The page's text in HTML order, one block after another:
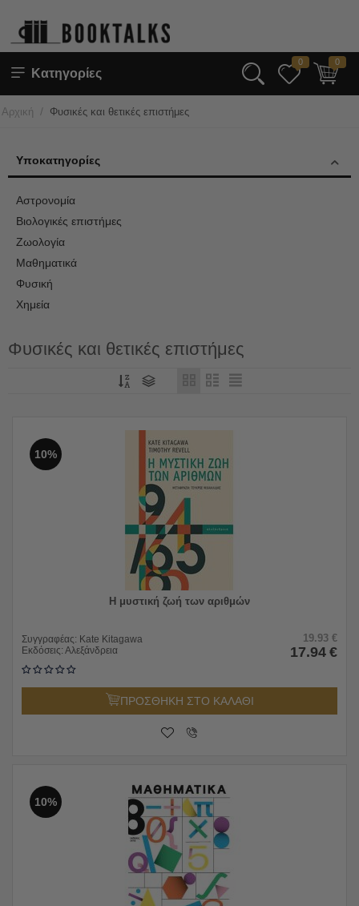
Κατηγορίες
0 0
Αρχική / Φυσικές και θετικές επιστήμες
Υποκατηγορίες
Αστρονομία
Βιολογικές επιστήμες
Ζωολογία
Μαθηματικά
Φυσική
Χημεία
Φυσικές και θετικές επιστήμες
10%
Η μυστική ζωή των αριθμών
Συγγραφέας: Kate Kitagawa
Εκδόσεις: Αλεξάνδρεια
19.93 €
17.94 €
ΠΡΟΣΘΗΚΗ ΣΤΟ ΚΑΛΑΘΙ
10%